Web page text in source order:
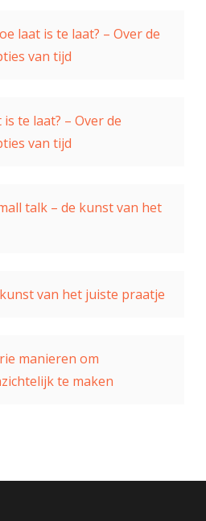
laat is te laat? – Over de
van tijd
te laat? – Over de
van tijd
talk – de kunst van het
van het juiste praatje
manieren om
te maken